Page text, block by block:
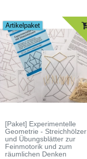
Artikelpaket
[Paket] Experimentelle
Geometrie - Streichhölzer
und Übungsblätter zur
Feinmotorik und zum
räumlichen Denken